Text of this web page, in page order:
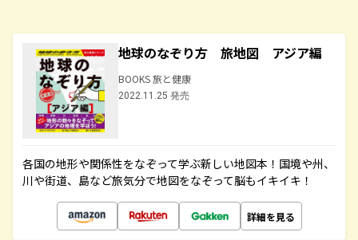
地球のなぞり方 旅地図 アジア編
BOOKS 旅と健康
2022.11.25 発売
各国の地形や関係性をなぞって学ぶ新しい地図本！国境や州、
川や街道、島など旅気分で地図をなぞって脳もイキイキ！
詳細を見る